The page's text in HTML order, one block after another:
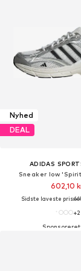
Nyhed
DEAL
ADIDAS
Sneaker low
602,10
Sidste laveste pris:
+2